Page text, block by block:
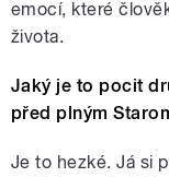
emocí, které
života.
Jaký je to pocit
před plným
Je to hezké. Já si